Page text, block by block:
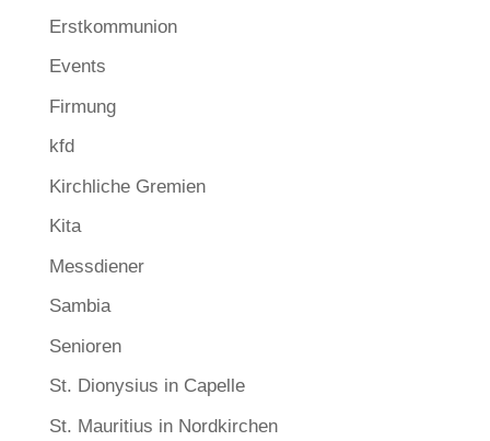
Erstkommunion
Events
Firmung
kfd
Kirchliche Gremien
Kita
Messdiener
Sambia
Senioren
St. Dionysius in Capelle
St. Mauritius in Nordkirchen